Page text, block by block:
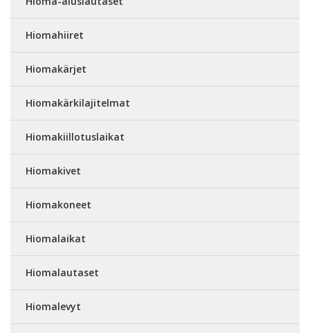
Hiomahiiret
Hiomakärjet
Hiomakärkilajitelmat
Hiomakiillotuslaikat
Hiomakivet
Hiomakoneet
Hiomalaikat
Hiomalautaset
Hiomalevyt